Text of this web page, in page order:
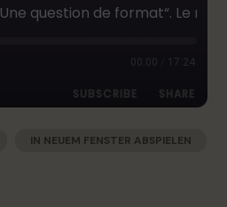
00:00 17:24
SUBSCRIBE SHARE
Deezer
IN NEUEM FENSTER ABSPIELEN